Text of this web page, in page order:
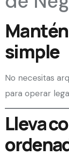
simple
No necesitas
para operar
Lleva